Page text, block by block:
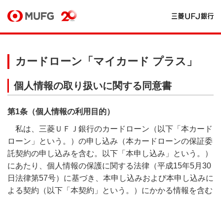
カードローン「マイカード プラス」
個人情報の取り扱いに関する同意書
第1条（個人情報の利用目的）
私は、三菱ＵＦＪ銀行のカードローン（以下「本カード
ローン」という。）の申し込み（本カードローンの保証委
託契約の申し込みを含む。以下「本申し込み」という。）
にあたり、個人情報の保護に関する法律（平成15年5月30
日法律第57号）に基づき、本申し込みおよび本申し込みに
よる契約（以下「本契約」という。）にかかる情報を含む